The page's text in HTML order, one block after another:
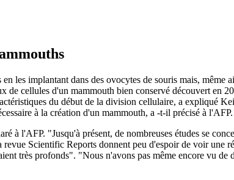
les implantant dans des ovocytes de souris mais, même
cellules d'un mammouth bien conservé découvert en
du début de la division cellulaire, a expliqué
à la création d'un mammouth, a -t-il précisé à l'AFP.
à l'AFP. "Jusqu'à présent, de nombreuses études se
Scientific Reports donnent peu d'espoir de voir une
très profonds". "Nous n'avons pas même encore vu